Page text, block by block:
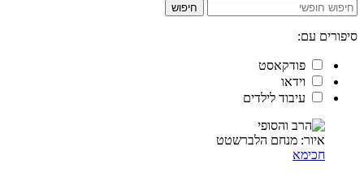
חיפוש
סיפורים עם:
פודקאסט
וידאו
עיבוד לילדים
איור: מנחם הלברשטט
חכימא